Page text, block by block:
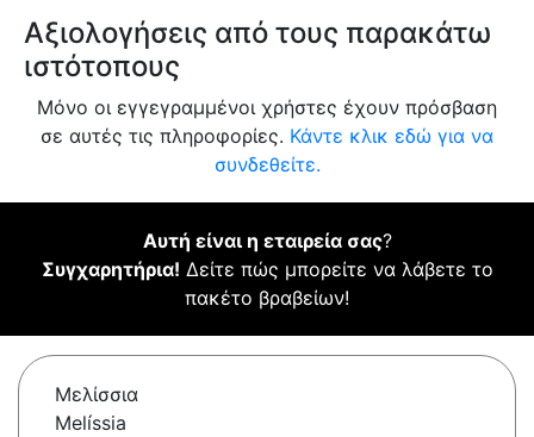
Αξιολογήσεις από τους παρακάτω
ιστότοπους
Μόνο οι εγγεγραμμένοι χρήστες έχουν πρόσβαση
σε αυτές τις πληροφορίες. Κάντε κλικ εδώ για να
συνδεθείτε.
Αυτή είναι η εταιρεία σας?
Συγχαρητήρια! Δείτε πώς μπορείτε να λάβετε το
πακέτο βραβείων!
Μελίσσια
Melíssia